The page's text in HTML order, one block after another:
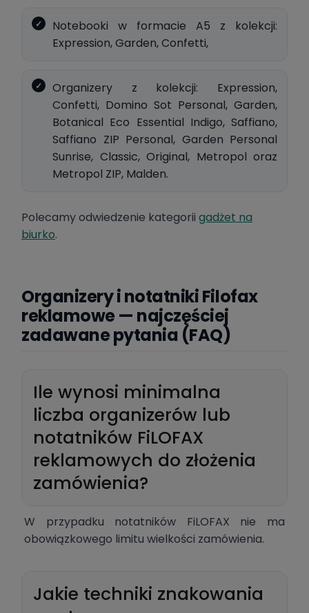
Notebooki w formacie A5 z kolekcji:
Expression, Garden, Confetti,
Organizery z kolekcji: Expression,
Confetti, Domino Sot Personal, Garden,
Botanical Eco Essential Indigo, Saffiano,
Saffiano ZIP Personal, Garden Personal
Sunrise, Classic, Original, Metropol oraz
Metropol ZIP, Malden.
Polecamy odwiedzenie kategorii gadżet na
biurko.
Organizery i notatniki Filofax
reklamowe — najczęściej
zadawane pytania (FAQ)
Ile wynosi minimalna
liczba organizerów lub
notatników FiLOFAX
reklamowych do złożenia
zamówienia?
W przypadku notatników FiLOFAX nie ma
obowiązkowego limitu wielkości zamówienia.
Jakie techniki znakowania